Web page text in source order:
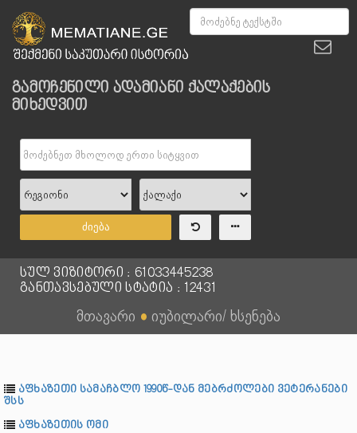
გამოჩენილი ადამიანი ქალაქების
მიხედვით
ძიება
სულ ვიზიტორი : 61033445238
განთავსებული სტატია : 12431
მთავარი ● იუბილარი/ ხსენება
აფხაზეთი სამაჩბლო 1990წ-დან მებრძოლები ვეტერანები
შსს
აფხაზეთის ომი